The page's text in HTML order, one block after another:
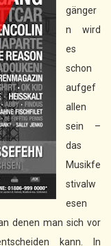
gänger
n wird
es
schon
aufgef
allen
sein –
das
Musikfe
stivalw
esen
denen man sich vor
kann. In